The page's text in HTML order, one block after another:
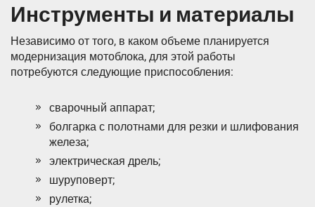
Инструменты и материалы
Независимо от того, в каком объеме планируется
модернизация мотоблока, для этой работы
потребуются следующие приспособления:
сварочный аппарат;
болгарка с полотнами для резки и шлифования
железа;
электрическая дрель;
шуруповерт;
рулетка;